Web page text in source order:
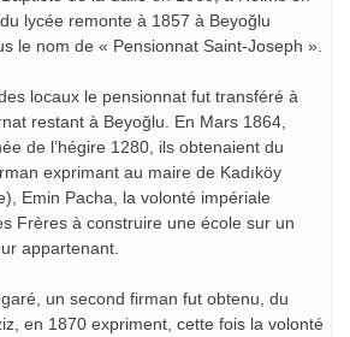
lycée remonte à 1857 à Beyoğlu
le nom de « Pensionnat Saint-Joseph ».
locaux le pensionnat fut transféré à
restant à Beyoğlu. En Mars 1864,
de l’hégire 1280, ils obtenaient du
exprimant au maire de Kadıköy
Emin Pacha, la volonté impériale
Frères à construire une école sur un
appartenant.
un second firman fut obtenu, du
en 1870 expriment, cette fois la volonté